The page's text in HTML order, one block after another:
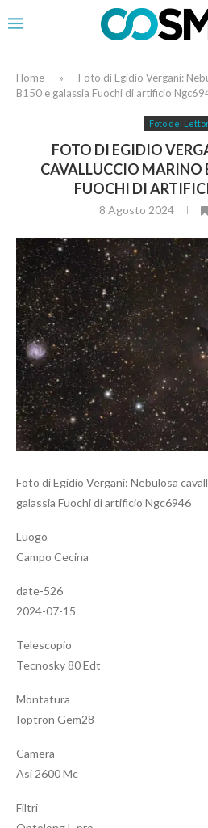
Home »
Foto di Egidio Vergani:
B150 e galassia Fuochi di artificio
Foto dei
FOTO DI EGIDIO
CAVALLUCCIO MARINO
FUOCHI DI
8 Agosto 2024
Foto di Egidio Vergani: Nebulosa
galassia Fuochi di artificio Ngc6946
Luogo
Campo Cecina
date-526
2024-07-15
Telescopio
Tecnosky 80 Edt
Montatura
Ioptron Gem28
Camera
Asi 2600 Mc
Filtri